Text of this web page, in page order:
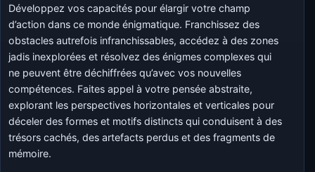
Développez vos capacités pour élargir votre champ
d’action dans ce monde énigmatique. Franchissez des
obstacles autrefois infranchissables, accédez à des zones
jadis inexplorées et résolvez des énigmes complexes qui
ne peuvent être déchiffrées qu’avec vos nouvelles
compétences. Faites appel à votre pensée abstraite,
explorant les perspectives horizontales et verticales pour
déceler des formes et motifs distincts qui conduisent à des
trésors cachés, des artefacts perdus et des fragments de
mémoire.